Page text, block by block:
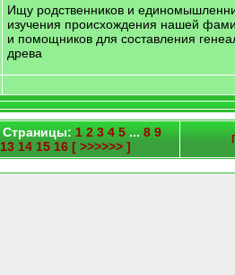
Ищу родственников и
изучения происхождения нашей
и помощников для составления
древа
Страницы: 1 2 3 4 5 ... 8 9
13 14 15 16 [ >>>>>> ]